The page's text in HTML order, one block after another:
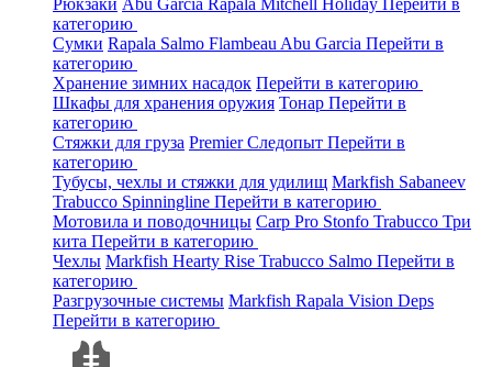
Рюкзаки Abu Garcia Rapala Mitchell Holiday Перейти в
категорию
Сумки Rapala Salmo Flambeau Abu Garcia Перейти в
категорию
Хранение зимних насадок Перейти в категорию
Шкафы для хранения оружия Тонар Перейти в
категорию
Стяжки для груза PremierСледопыт Перейти в
категорию
Тубусы, чехлы и стяжки для удилищ Markfish Sabaneev
Trabucco Spinningline Перейти в категорию
Мотовила и поводочницы Carp Pro Stonfo Trabucco Три
кита Перейти в категорию
Чехлы Markfish Hearty Rise Trabucco Salmo Перейти в
категорию
Разгрузочные системы Markfish Rapala Vision Deps
Перейти в категорию